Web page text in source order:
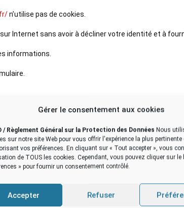
Gérer le consentement aux cookies
/ Règlement Général sur la Protection des Données Nous
sur notre site Web pour vous offrir l'expérience la plus pertinente
vos préférences. En cliquant sur « Tout accepter », vous
de TOUS les cookies. Cependant, vous pouvez cliquer sur le
» pour fournir un consentement contrôlé.
Accepter Refuser
n’utilise pas de cookies.
Internet sans avoir à décliner votre identité et à
informations.
pour rendre le meilleur service à
transférées à des entreprises tierces
sur notre site, à la newsletter, ou de vous